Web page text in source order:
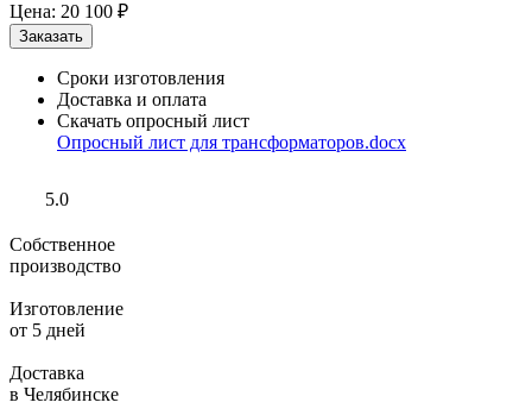
Цена: 20 100 ₽
Сроки изготовления
Доставка и оплата
Скачать опросный лист
Опросный лист для трансформаторов.docx
5.0
Собственное
производство
Изготовление
от 5 дней
Доставка
в Челябинске